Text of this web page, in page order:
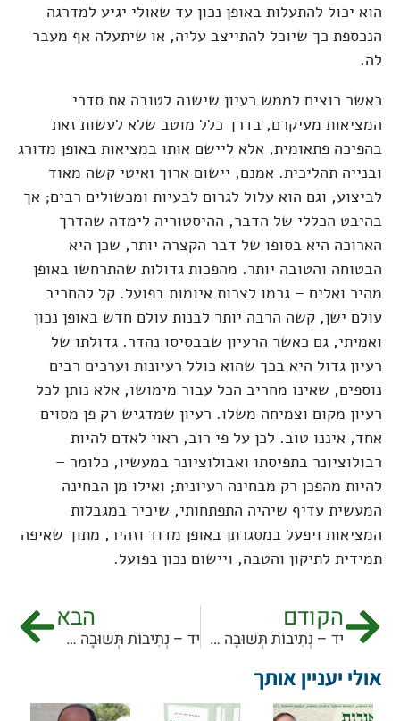
הוא יכול להתעלות באופן נכון עד שאולי יגיע למדרגה
הנכספת כך שיוכל להתייצב עליה, או שיתעלה אף מעבר
לה.
כאשר רוצים לממש רעיון שישנה לטובה את סדרי
המציאות מעיקרם, בדרך כלל מוטב שלא לעשות זאת
בהפיכה פתאומית, אלא ליישם אותו במציאות באופן מדורג
ובנייה תהליכית. אמנם, יישום ארוך ואיטי קשה מאוד
לביצוע, וגם הוא עלול לגרום לבעיות ומכשולים רבים; אך
בהיבט הכללי של הדבר, ההיסטוריה לימדה שהדרך
הארוכה היא בסופו של דבר הקצרה יותר, שכן היא
הבטוחה והטובה יותר. מהפכות גדולות שהתרחשו באופן
מהיר ואלים – גרמו לצרות איומות בפועל. קל להחריב
עולם ישן, קשה הרבה יותר לבנות עולם חדש באופן נכון
ואמיתי, גם כאשר הרעיון שבבסיסו נהדר. גדולתו של
רעיון גדול היא בכך שהוא כולל רעיונות וערכים רבים
נוספים, שאינו מחריב הכל עבור מימושו, אלא נותן לכל
רעיון מקום וצמיחה משלו. רעיון שמדגיש רק פן מסוים
אחד, איננו טוב. לכן על פי רוב, ראוי לאדם להיות
רבולוציונר בתפיסתו ואבולוציונר במעשיו, כלומר –
להיות מהפכן רק מבחינה רעיונית; ואילו מן הבחינה
המעשית עדיף שיהיה התפתחותי, שיכיר במגבלות
המציאות ויפעל במסגרתן באופן מדוד וזהיר, מתוך שאיפה
תמידית לתיקון והטבה, ויישום נכון בפועל.
הקודם
יד – נְתִיבוֹת תְּשׁוּבָה פְּרָטִיּוֹת, פסקה יז*.
הבא
יד – נְתִיבוֹת תְּשׁוּבָה פְּרָטִיּוֹת, פסקה יט.
אולי יעניין אותך